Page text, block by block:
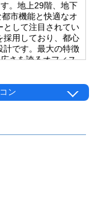
。地上29階、地下
市機能と快適なオ
として注目されてい
採用しており、都心
計です。最大の特徴
さを誇るオフィス
り、都会の中心にい
す。さらに、天井高
にも柔軟に対応で
を満たしています。
できる贅沢な空間
にも対応可能な大
ミナー、社内外の
やビジネス支援施
ィスワーカーの日
を生み出すための
ン